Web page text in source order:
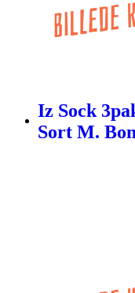
Iz Sock
Sort M.